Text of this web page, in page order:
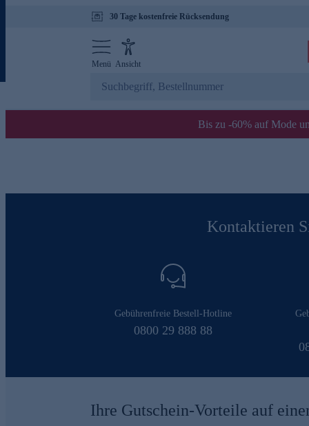
30 Tage kostenfreie Rücksendung
Menü Ansicht
Bis zu -60% auf Mode
Kontaktieren
Gebührenfreie Bestell-Hotline
0800 29 888 88
Ihre Gutschein-Vorteile auf